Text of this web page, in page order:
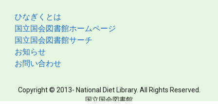
ひなぎくとは
国立国会図書館ホームページ
国立国会図書館サーチ
お知らせ
お問い合わせ
Copyright © 2013- National Diet Library. All Rights Reserved.